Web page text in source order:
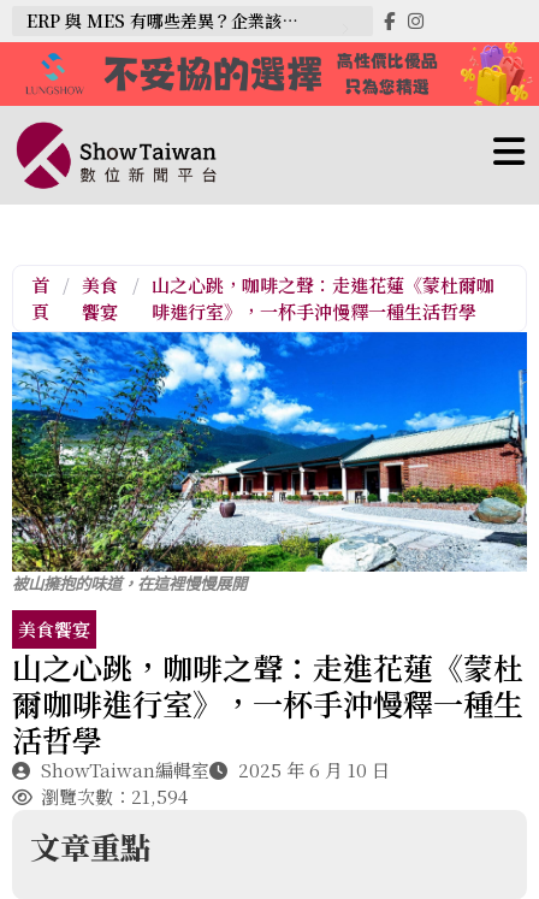
ERP 與 MES 有哪些差異？企業該如何選擇？
首
頁
/ 美食
饗宴
/ 山之心跳，咖啡之聲：走進花蓮《蒙杜爾咖
啡進行室》，一杯手沖慢釋一種生活哲學
被山擁抱的味道，在這裡慢慢展開
美食饗宴
山之心跳，咖啡之聲：走進花蓮《蒙杜
爾咖啡進行室》，一杯手沖慢釋一種生
活哲學
ShowTaiwan編輯室
2025 年 6 月 10 日
瀏覽次數：21,594
文章重點